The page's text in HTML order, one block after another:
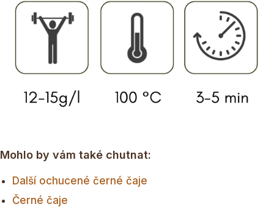
Mohlo by vám také chutnat:
Další ochucené černé čaje
Černé čaje